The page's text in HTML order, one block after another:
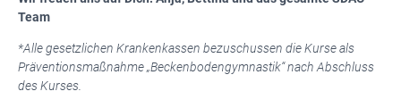
Team
*Alle gesetzlichen Krankenkassen bezuschussen die Kurse als
Präventionsmaßnahme „Beckenbodengymnastik“ nach Abschluss
des Kurses.